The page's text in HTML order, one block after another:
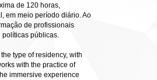
de 120 horas,
em meio período diário. Ao
de profissionais
políticas públicas.
type of residency, with
with the practice of
immersive experience